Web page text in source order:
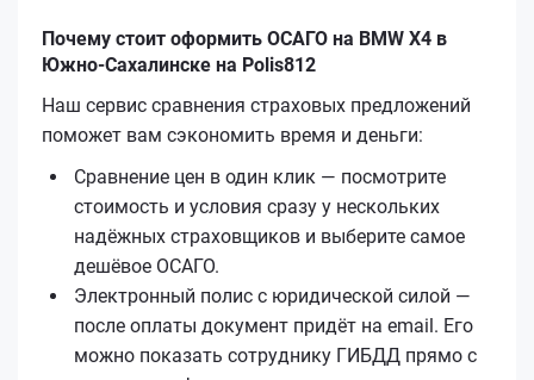
Почему стоит оформить ОСАГО на BMW X4 в
Южно-Сахалинске на Polis812
Наш сервис сравнения страховых предложений
поможет вам сэкономить время и деньги:
Сравнение цен в один клик — посмотрите
стоимость и условия сразу у нескольких
надёжных страховщиков и выберите самое
дешёвое ОСАГО.
Электронный полис с юридической силой —
после оплаты документ придёт на email. Его
можно показать сотруднику ГИБДД прямо с